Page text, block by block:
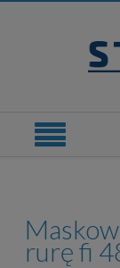
rurę fi